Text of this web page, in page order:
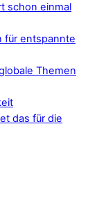
schon einmal
für entspannte
Themen
das für die